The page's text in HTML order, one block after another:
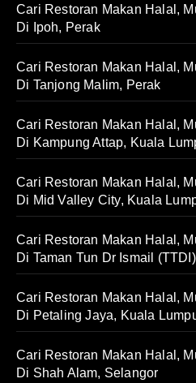
Cari Restoran Makan Halal,
Di Ipoh, Perak
Cari Restoran Makan Halal,
Di Tanjong Malim, Perak
Cari Restoran Makan Halal,
Di Kampung Attap, Kuala
Cari Restoran Makan Halal,
Di Mid Valley City, Kuala
Cari Restoran Makan Halal,
Di Taman Tun Dr Ismail
Cari Restoran Makan Halal,
Di Petaling Jaya, Kuala
Cari Restoran Makan Halal,
Di Shah Alam, Selangor